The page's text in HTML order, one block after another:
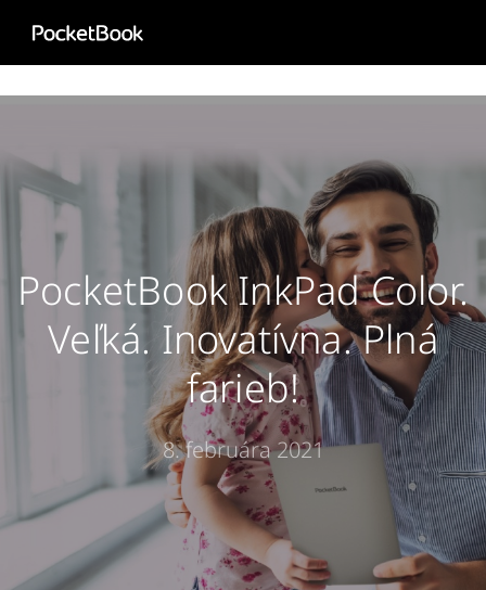
HD
PocketBook InkPad Color.
Veľká. Inovatívna. Plná
farieb!
8. februára 2021